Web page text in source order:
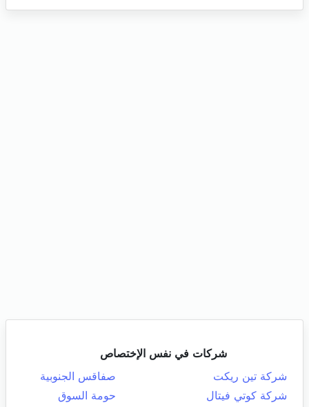
شركات في نفس الإختصاص
شركة تين ريكت
صفاقس الجنوبية
شركة كوتي فيتال
حومة السوق